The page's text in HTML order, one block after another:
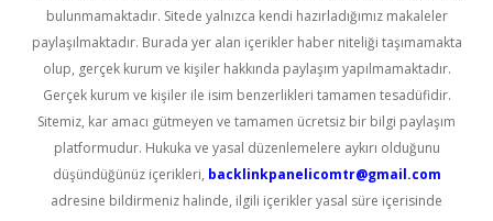
bulunmamaktadır. Sitede yalnızca kendi hazırladığımız makaleler
paylaşılmaktadır. Burada yer alan içerikler haber niteliği taşımamakta
olup, gerçek kurum ve kişiler hakkında paylaşım yapılmamaktadır.
Gerçek kurum ve kişiler ile isim benzerlikleri tamamen tesadüfidir.
Sitemiz, kar amacı gütmeyen ve tamamen ücretsiz bir bilgi paylaşım
platformudur. Hukuka ve yasal düzenlemelere aykırı olduğunu
düşündüğünüz içerikleri, backlinkpanelicomtr@gmail.com
adresine bildirmeniz halinde, ilgili içerikler yasal süre içerisinde